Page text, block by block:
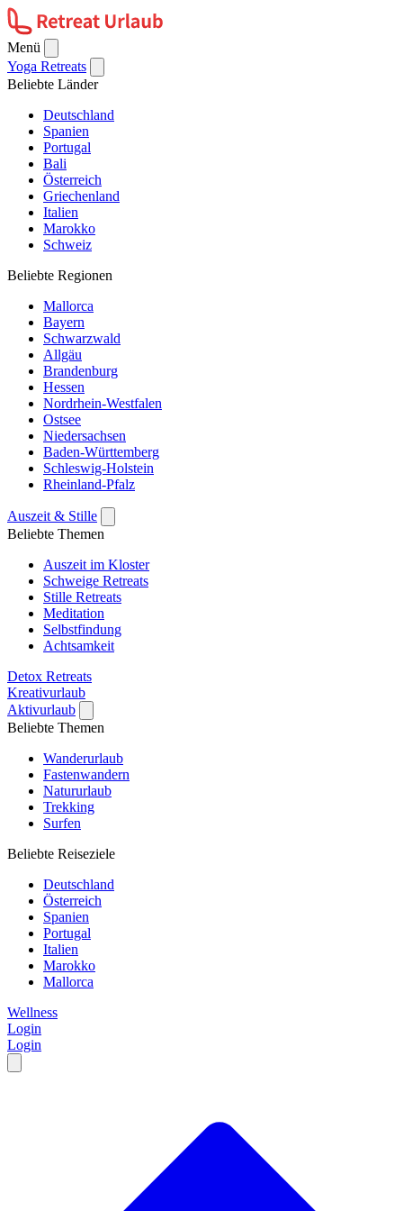
Menü
Yoga Retreats
Beliebte Länder
Deutschland
Spanien
Portugal
Bali
Österreich
Griechenland
Italien
Marokko
Schweiz
Beliebte Regionen
Mallorca
Bayern
Schwarzwald
Allgäu
Brandenburg
Hessen
Nordrhein-Westfalen
Ostsee
Niedersachsen
Baden-Württemberg
Schleswig-Holstein
Rheinland-Pfalz
Auszeit & Stille
Beliebte Themen
Auszeit im Kloster
Schweige Retreats
Stille Retreats
Meditation
Selbstfindung
Achtsamkeit
Detox Retreats
Kreativurlaub
Aktivurlaub
Beliebte Themen
Wanderurlaub
Fastenwandern
Natururlaub
Trekking
Surfen
Beliebte Reiseziele
Deutschland
Österreich
Spanien
Portugal
Italien
Marokko
Mallorca
Wellness
Login
Login